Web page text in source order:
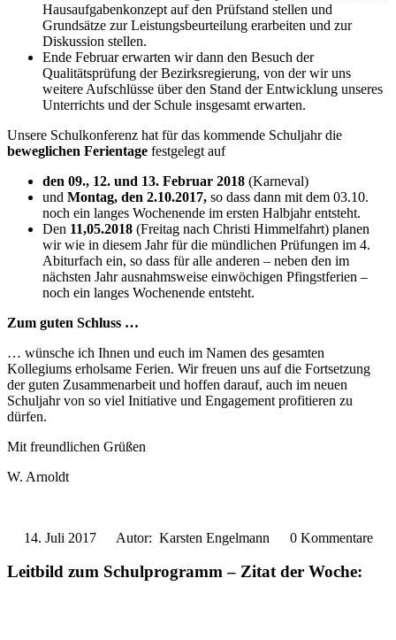
Hausaufgabenkonzept auf den Prüfstand stellen und
Grundsätze zur Leistungsbeurteilung erarbeiten und zur
Diskussion stellen.
Ende Februar erwarten wir dann den Besuch der
Qualitätsprüfung der Bezirksregierung, von der wir uns
weitere Aufschlüsse über den Stand der Entwicklung unseres
Unterrichts und der Schule insgesamt erwarten.
Unsere Schulkonferenz hat für das kommende Schuljahr die
beweglichen Ferientage festgelegt auf
den 09., 12. und 13. Februar 2018 (Karneval)
und Montag, den 2.10.2017, so dass dann mit dem 03.10.
noch ein langes Wochenende im ersten Halbjahr entsteht.
Den 11,05.2018 (Freitag nach Christi Himmelfahrt) planen
wir wie in diesem Jahr für die mündlichen Prüfungen im 4.
Abiturfach ein, so dass für alle anderen – neben den im
nächsten Jahr ausnahmsweise einwöchigen Pfingstferien –
noch ein langes Wochenende entsteht.
Zum guten Schluss …
… wünsche ich Ihnen und euch im Namen des gesamten
Kollegiums erholsame Ferien. Wir freuen uns auf die Fortsetzung
der guten Zusammenarbeit und hoffen darauf, auch im neuen
Schuljahr von so viel Initiative und Engagement profitieren zu
dürfen.
Mit freundlichen Grüßen
W. Arnoldt
14. Juli 2017 Autor: Karsten Engelmann 0 Kommentare
Leitbild zum Schulprogramm – Zitat der Woche: